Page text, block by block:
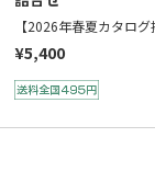
【2026年春夏カタログ
¥5,400